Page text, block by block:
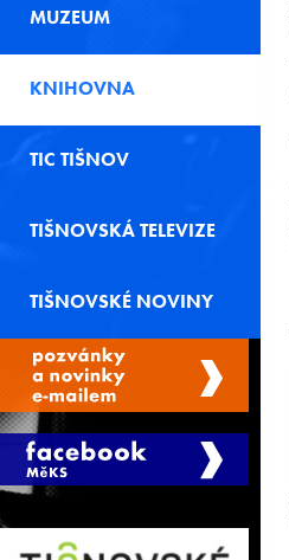
MUZEUM
KNIHOVNA
TIC TIŠNOV
TIŠNOVSKÁ TELEVIZE
TIŠNOVSKÉ NOVINY